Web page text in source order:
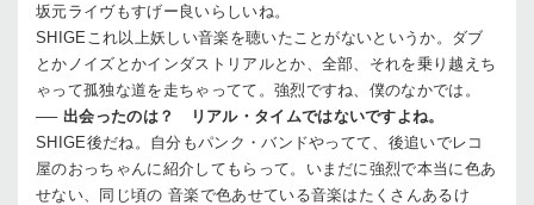
坂元ライヴもすげー良いらしいね。
SHIGE これ以上妖しい音楽を聴いたことがないというか。ダブ
とかノイズとかインダストリアルとか、全部、それを乗り越えち
ゃって孤独な道を走ちゃってて。強烈ですね、僕のなかでは。
── 出会ったのは？ リアル・タイムではないですよね。
SHIGE後だね。自分もパンク・バンドやってて、後追いでレコ
屋のおっちゃんに紹介してもらって。いまだに強烈で本当に色あ
せない、同じ頃の 音楽で色あせている音楽はたくさんあるけ